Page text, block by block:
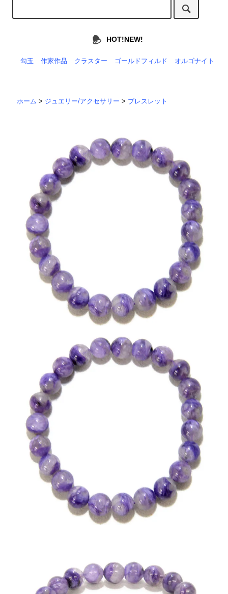
HOT!NEW!
勾玉 作家作品 クラスター ゴールドフィルド オルゴナイト
ホーム > ジュエリー/アクセサリー > ブレスレット